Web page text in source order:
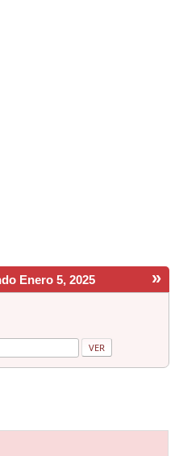
»
Enero 5, 2025